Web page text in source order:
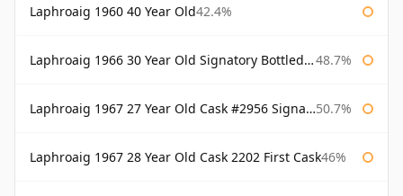
Laphroaig 1960 40 Year Old42.4%
Laphroaig 1966 30 Year Old Signatory Bottled 1996 48.7%
Laphroaig 1967 27 Year Old Cask #2956 Signatory 50.7%
Laphroaig 1967 28 Year Old Cask 2202 First Cask46%